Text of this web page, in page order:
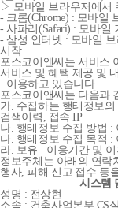
▷ 모바일 브라우저에서
- 크롬(Chrome) : 모바일
- 사파리(Safari) : 모바일
- 삼성 인터넷 : 모바일
시작
포스코이앤씨는 서비스
서비스 및 혜택 제공 및
· 이용하고 있습니다.
포스코이앤씨는 다음과
가. 수집하는 행태정보
검색이력, 접속 IP
나. 행태정보 수집 방법 :
다. 행태정보 수집 목적 :
라. 보유 · 이용기간 및
정보주체는 아래의 연락
행사, 피해 신고 접수 등
시스템
성명 : 전상현
소속 : 건축사업본부 CS